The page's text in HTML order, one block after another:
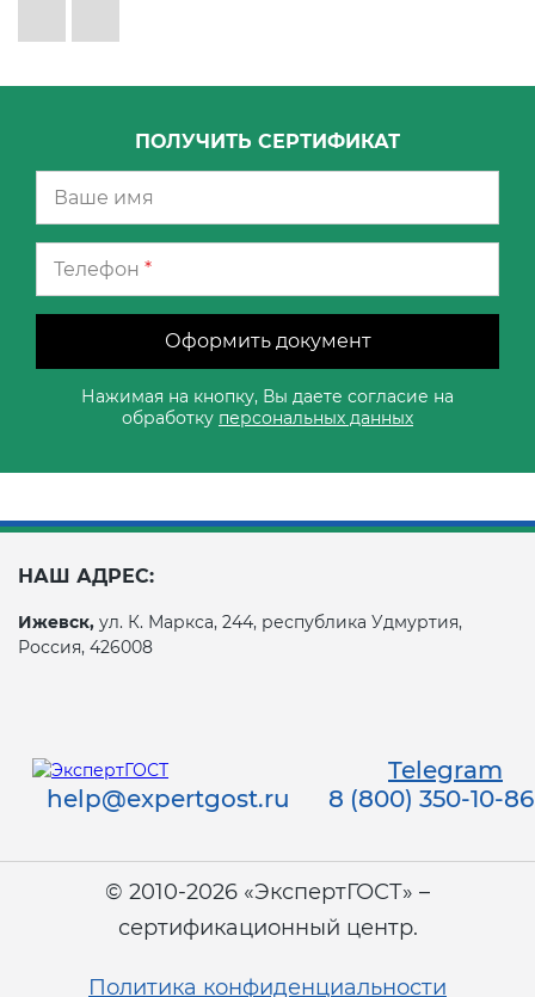
ПОЛУЧИТЬ СЕРТИФИКАТ
Телефон *
Оформить документ
Нажимая на кнопку, Вы даете согласие на
обработку персональных данных
НАШ АДРЕС:
Ижевск, ул. К. Маркса, 244, республика Удмуртия,
Россия, 426008
Telegram
help@expertgost.ru
8 (800) 350-10-86
© 2010-2026 «ЭкспертГОСТ» –
сертификационный центр.
Политика конфиденциальности